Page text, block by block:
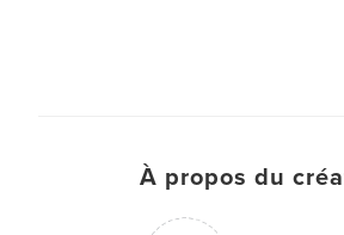
À propos du